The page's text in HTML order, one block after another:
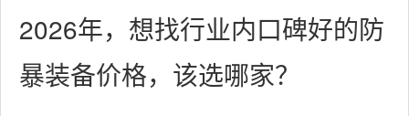
2026年，想找行业内口碑好的防
暴装备价格，该选哪家？